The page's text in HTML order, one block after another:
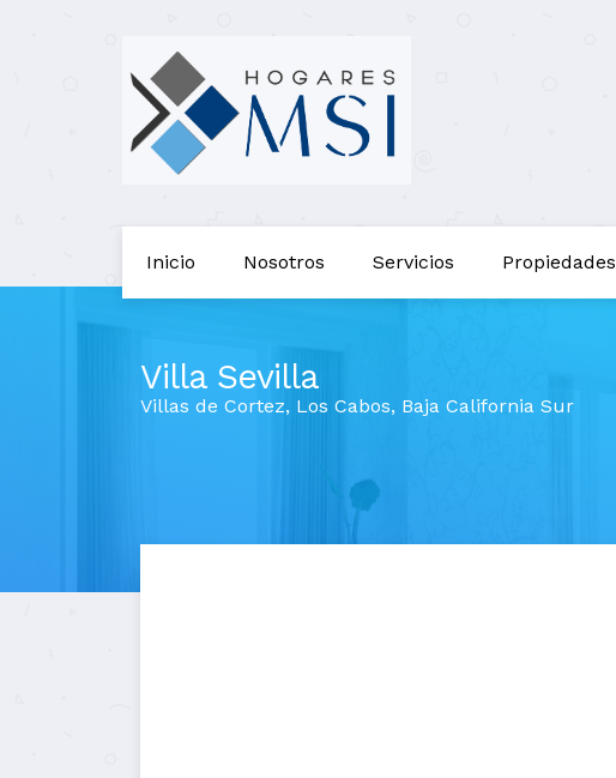
Inicio Nosotros Servicios Propiedades
Villa Sevilla
Villas de Cortez, Los Cabos, Baja California Sur